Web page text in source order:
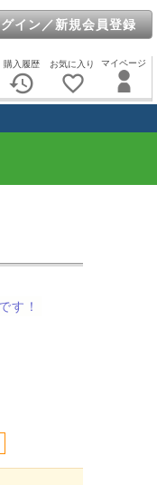
イン／新規会員登録
マイページ
お気に入り
favorite_border
購入履歴
history
す！